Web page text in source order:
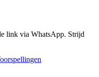
link via WhatsApp. Strijd